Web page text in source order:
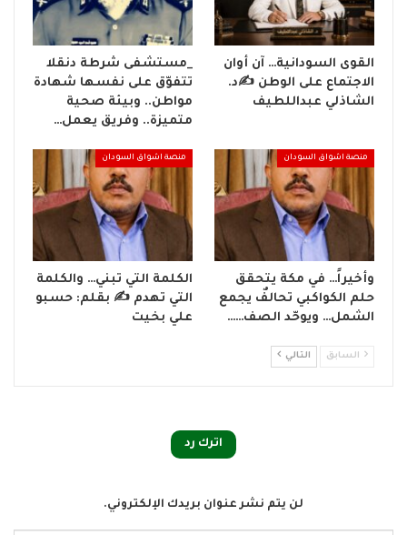
القوى السودانية… آن أوان
الاجتماع على الوطن ✍️د.
الشاذلي عبداللطيف
_مستشفى شرطة دنقلا
تتفوّق على نفسها شهادة
مواطن.. وبيئة صحية
متميزة.. وفريق يعمل…
منصة اشواق السودان
وأخيراً… في مكة يتحقق
حلم الكواكبي تحالفٌ يجمع
الشمل… ويوحّد الصف……
منصة اشواق السودان
الكلمة التي تبني… والكلمة
التي تهدم ✍ بقلم: حسبو
علي بخيت
السابق التالي
اترك رد
لن يتم نشر عنوان بريدك الإلكتروني.